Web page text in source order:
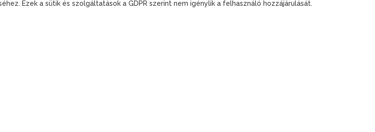
Ezek a sütik és szolgáltatások a GDPR szerint nem igénylik a felhasználó hozzájárulását.